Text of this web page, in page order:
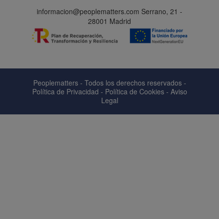
informacion@peoplematters.com Serrano, 21 -
28001 Madrid
Peoplematters - Todos los derechos reservados -
Política de Privacidad - Política de Cookies- Aviso
Legal